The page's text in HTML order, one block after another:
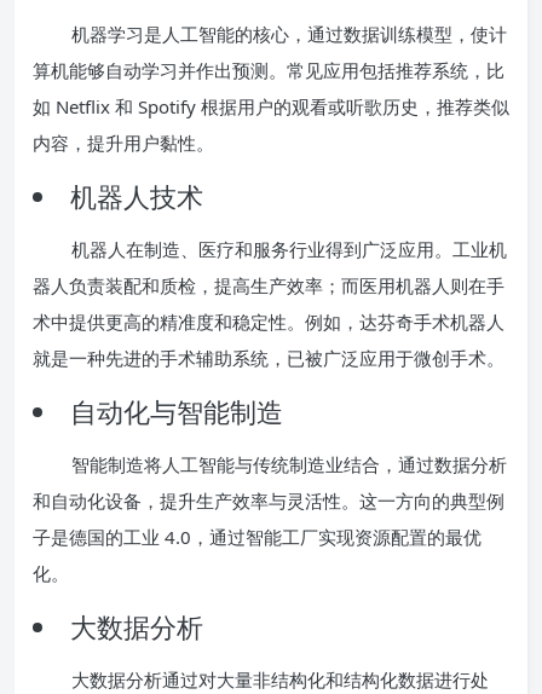
机器学习是人工智能的核心，通过数据训练模型，使计
算机能够自动学习并作出预测。常见应用包括推荐系统，比
如 Netflix 和 Spotify 根据用户的观看或听歌历史，推荐类似
内容，提升用户黏性。
机器人技术
机器人在制造、医疗和服务行业得到广泛应用。工业机
器人负责装配和质检，提高生产效率；而医用机器人则在手
术中提供更高的精准度和稳定性。例如，达芬奇手术机器人
就是一种先进的手术辅助系统，已被广泛应用于微创手术。
自动化与智能制造
智能制造将人工智能与传统制造业结合，通过数据分析
和自动化设备，提升生产效率与灵活性。这一方向的典型例
子是德国的工业 4.0，通过智能工厂实现资源配置的最优
化。
大数据分析
大数据分析通过对大量非结构化和结构化数据进行处